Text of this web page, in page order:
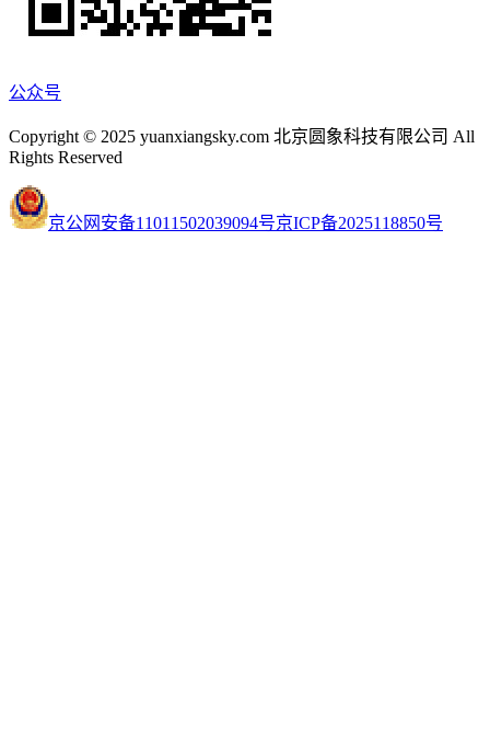
公众号
Copyright © 2025 yuanxiangsky.com 北京圆象科技有限公司 All
Rights Reserved
京公网安备11011502039094号京ICP备2025118850号